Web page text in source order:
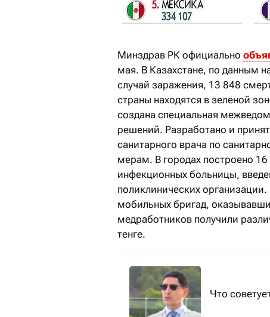
Минздрав РК официально
мая. В Казахстане, по данным
случай заражения, 13 848
страны находятся в зеленой
создана специальная
решений. Разработано и
санитарного врача по
мерам. В городах построено
инфекционных больницы,
поликлинических
мобильных бригад,
медработников получили
тенге.
Что